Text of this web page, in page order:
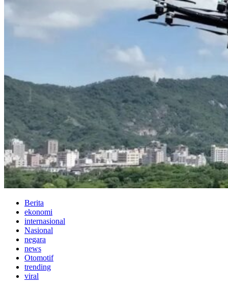
Berita
ekonomi
internasional
Nasional
negara
news
Otomotif
trending
viral